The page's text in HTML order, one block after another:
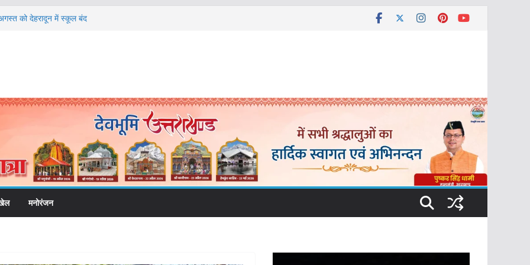
अगस्त को देहरादून में स्कूल बंद
चल रहे अभियुक्त को दून पुलिस ने हरिद्वार से किया
मनोरंजन